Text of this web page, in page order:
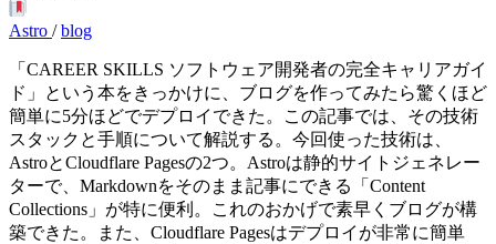
Astro / blog
「CAREER SKILLS ソフトウェア開発者の完全キャリアガイ
ド」という本をきっかけに、ブログを作ってみたら驚くほど
簡単に5分ほどでデプロイできた。この記事では、その技術
スタックと手順について解説する。今回使った技術は、
AstroとCloudflare Pagesの2つ。Astroは静的サイトジェネレー
ターで、Markdownをそのまま記事にできる「Content
Collections」が特に便利。これのおかげで素早くブログが構
築できた。また、Cloudflare Pagesはデプロイが非常に簡単